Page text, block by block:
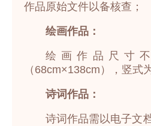
作品原始文件以备核查；
绘画作品：
绘画作品尺寸
（68cm×138cm），竖式
诗词作品：
诗词作品需以电子文